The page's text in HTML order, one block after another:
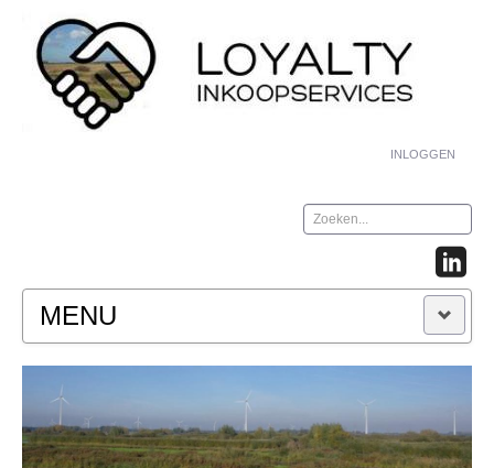
INLOGGEN
Zoeken...
MENU
HOME
WIE / WAT / HOE